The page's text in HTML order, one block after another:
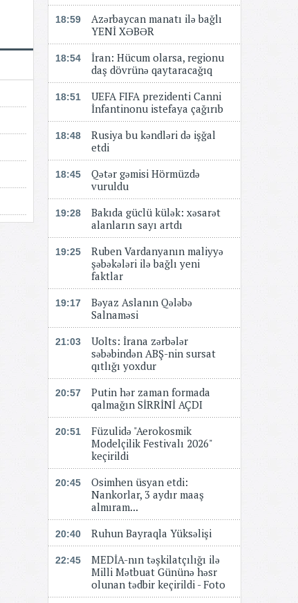
18:59
Azərbaycan manatı ilə bağlı
YENİ XƏBƏR
18:54
​​​​​​​İran: Hücum olarsa, regionu
daş dövrünə qaytaracağıq
18:51
UEFA FIFA prezidenti Canni
İnfantinonu istefaya çağırıb
18:48
Rusiya bu kəndləri də işğal
etdi
18:45
Qətər gəmisi Hörmüzdə
vuruldu
19:28
Bakıda güclü külək: xəsarət
alanların sayı artdı
19:25
Ruben Vardanyanın maliyyə
şəbəkələri ilə bağlı yeni
faktlar
19:17
Bəyaz Aslanın Qələbə
Salnaməsi
21:03
Uolts: İrana zərbələr
səbəbindən ABŞ-nin sursat
qıtlığı yoxdur
20:57
Putin hər zaman formada
qalmağın SİRRİNİ AÇDI
20:51
Füzulidə "Aerokosmik
Modelçilik Festivalı 2026"
keçirildi
20:45
Osimhen üsyan etdi:
Nankorlar, 3 aydır maaş
almıram...
20:40 Ruhun Bayraqla Yüksəlişi
22:45
MEDİA-nın təşkilatçılığı ilə
Milli Mətbuat Gününə həsr
olunan tədbir keçirildi - Foto